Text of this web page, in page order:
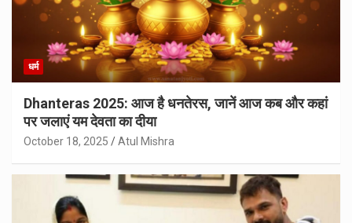
धर्म
Dhanteras 2025: आज है धनतेरस, जानें आज कब और कहां
पर जलाएं यम देवता का दीया
October 18, 2025 Atul Mishra